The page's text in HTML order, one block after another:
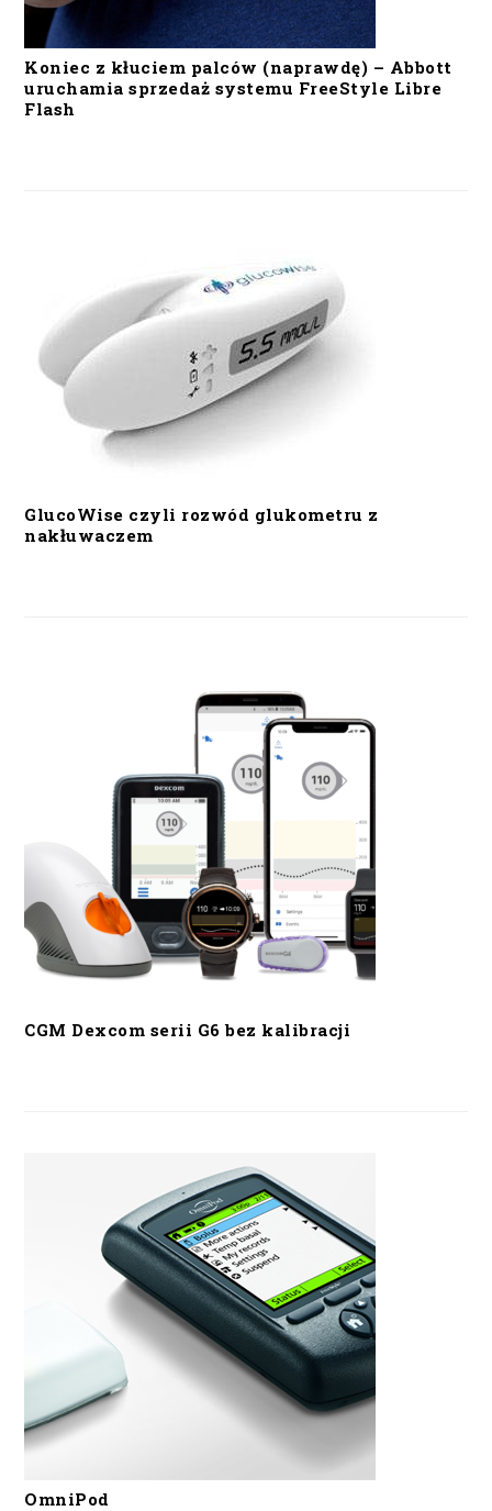
Koniec z kłuciem palców (naprawdę) – Abbott
uruchamia sprzedaż systemu FreeStyle Libre
Flash
GlucoWise czyli rozwód glukometru z
nakłuwaczem
CGM Dexcom serii G6 bez kalibracji
OmniPod